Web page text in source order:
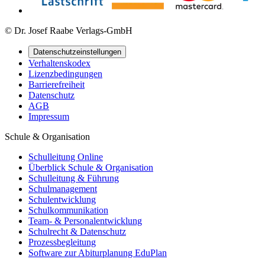
© Dr. Josef Raabe Verlags-GmbH
Datenschutzeinstellungen
Verhaltenskodex
Lizenzbedingungen
Barrierefreiheit
Datenschutz
AGB
Impressum
Schule & Organisation
Schulleitung Online
Überblick Schule & Organisation
Schulleitung & Führung
Schulmanagement
Schulentwicklung
Schulkommunikation
Team- & Personalentwicklung
Schulrecht & Datenschutz
Prozessbegleitung
Software zur Abiturplanung EduPlan